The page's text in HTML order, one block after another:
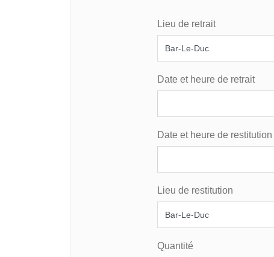
Lieu de retrait
Date et heure de retrait
Date et heure de restitution
Lieu de restitution
Quantité